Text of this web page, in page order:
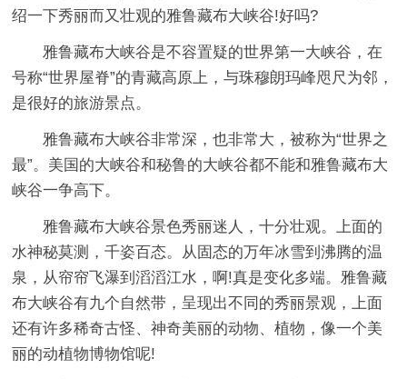
绍一下秀丽而又壮观的雅鲁藏布大峡谷!好吗?
雅鲁藏布大峡谷是不容置疑的世界第一大峡谷，在
号称“世界屋脊”的青藏高原上，与珠穆朗玛峰咫尺为邻，
是很好的旅游景点。
雅鲁藏布大峡谷非常深，也非常大，被称为“世界之
最”。美国的大峡谷和秘鲁的大峡谷都不能和雅鲁藏布大
峡谷一争高下。
雅鲁藏布大峡谷景色秀丽迷人，十分壮观。上面的
水神秘莫测，千姿百态。从固态的万年冰雪到沸腾的温
泉，从帘帘飞瀑到滔滔江水，啊!真是变化多端。雅鲁藏
布大峡谷有九个自然带，呈现出不同的秀丽景观，上面
还有许多稀奇古怪、神奇美丽的动物、植物，像一个美
丽的动植物博物馆呢!